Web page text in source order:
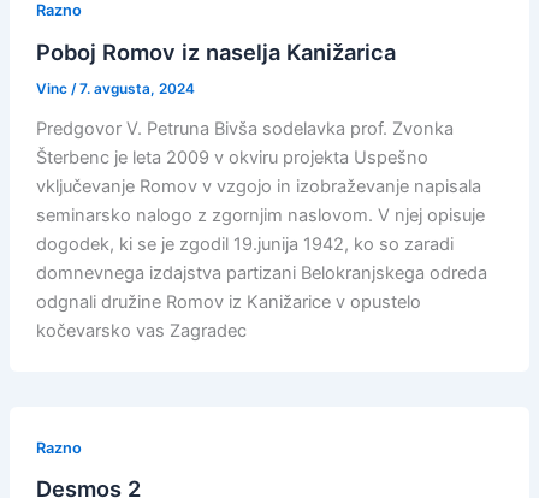
Razno
Poboj Romov iz naselja Kanižarica
Vinc /7. avgusta, 2024
Predgovor V. Petruna Bivša sodelavka prof. Zvonka
Šterbenc je leta 2009 v okviru projekta Uspešno
vključevanje Romov v vzgojo in izobraževanje napisala
seminarsko nalogo z zgornjim naslovom. V njej opisuje
dogodek, ki se je zgodil 19.junija 1942, ko so zaradi
domnevnega izdajstva partizani Belokranjskega odreda
odgnali družine Romov iz Kanižarice v opustelo
kočevarsko vas Zagradec
Razno
Desmos 2